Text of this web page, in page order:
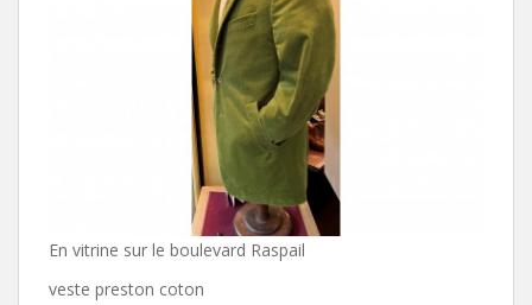
En vitrine sur le boulevard Raspail
veste preston coton